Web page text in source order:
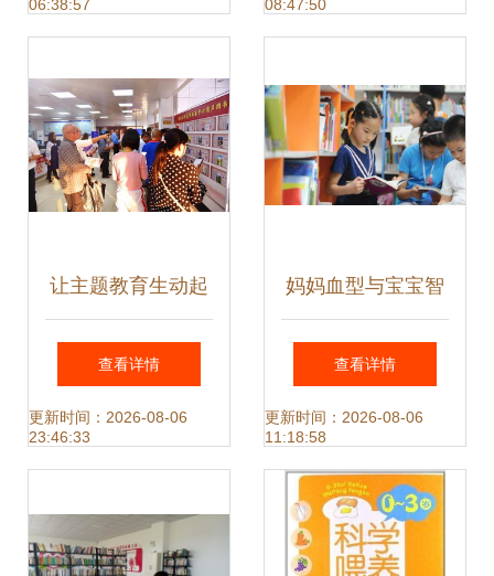
图书联展
06:38:57
08:47:50
让主题教育生动起
来 长龙社区打造全
镇首家社区有声图
查看详情
更新时间：2026-08-06
23:46:33
妈妈血型与宝宝智
力 斯坦福大学最新
研究揭秘，这个血
型的妈妈能生出聪
明宝宝
查看详情
更新时间：2026-08-06
11:18:58